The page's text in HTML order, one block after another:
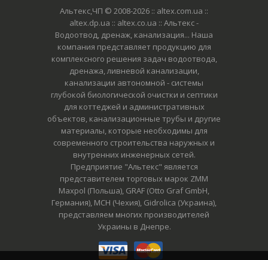
Альтекс,ЧП © 2008-2026 :: altex.com.ua ::
altex.dp.ua :: altex.co.ua :: Альтекс -
Водоотвод, дренаж, канализация... Наша
компания представляет продукцию для
комплексного решения задач водоотвода,
дренажа, ливневой канализации,
канализации автономной - системы
глубокой биологической очистки и септики
для коттеджей и административных
объектов, канализационные трубы и другие
материалы, которые необходимы для
современного строительства наружных и
внутренних инженерных сетей.
Предприятие "Альтекс" является
представителем торговых марок ZMM
Maxpol (Польша), GRAF (Otto Graf GmbH,
Германия), MCH (Чехия), Gidrolica (Украина),
представляем многих производителей
Украины в Днепре.